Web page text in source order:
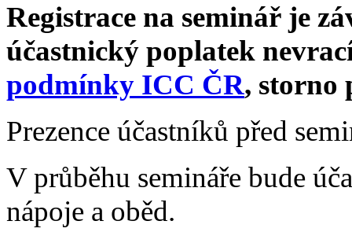
Registrace na seminář je
účastnický poplatek
podmínky ICC ČR, storno
Prezence účastníků před
V průběhu semináře bude
nápoje a oběd.